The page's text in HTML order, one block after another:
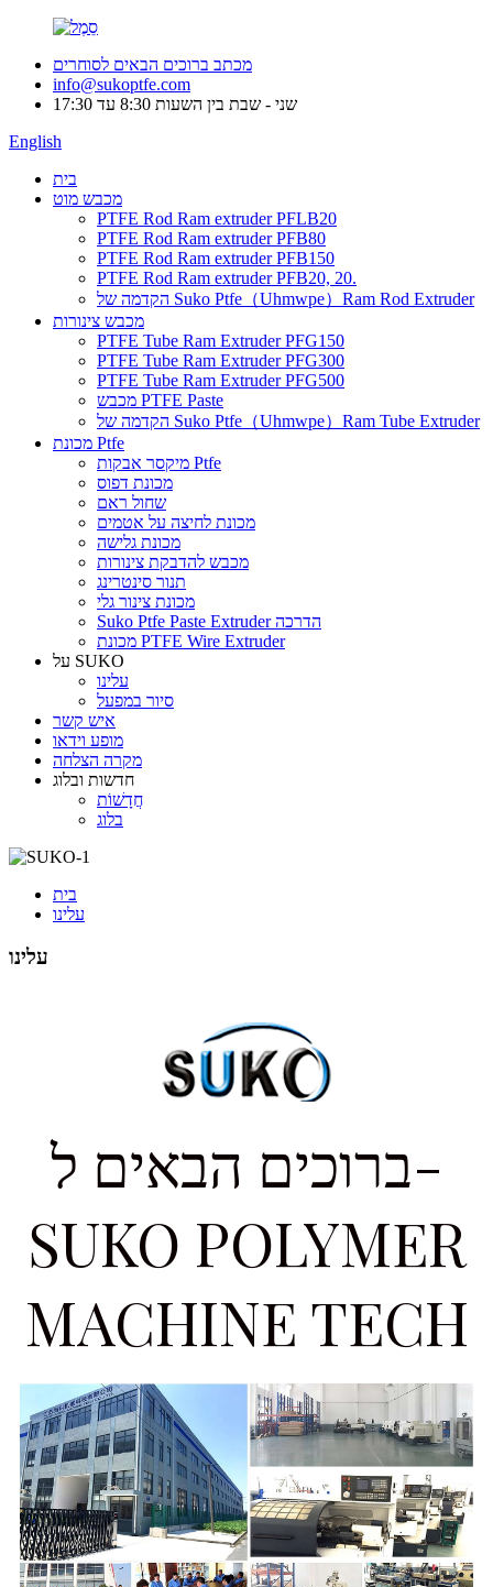
מכתב ברוכים הבאים לסוחרים
info@sukoptfe.com
שני - שבת בין השעות 8:30 עד 17:30
English
בית
מכבש מוט
PTFE Rod Ram extruder PFLB20
PTFE Rod Ram extruder PFB80
PTFE Rod Ram extruder PFB150
PTFE Rod Ram extruder PFB20, 20.
הקדמה של Suko Ptfe（Uhmwpe）Ram Rod Extruder
מכבש צינורות
PTFE Tube Ram Extruder PFG150
PTFE Tube Ram Extruder PFG300
PTFE Tube Ram Extruder PFG500
מכבש PTFE Paste
הקדמה של Suko Ptfe（Uhmwpe）Ram Tube Extruder
מכונת Ptfe
מיקסר אבקות Ptfe
מכונת דפוס
שחול ראם
מכונת לחיצה על אטמים
מכונת גלישה
מכבש להדבקת צינורות
תנור סינטרינג
מכונת צינור גלי
Suko Ptfe Paste Extruder הדרכה
מכונת PTFE Wire Extruder
על SUKO
עלינו
סיור במפעל
איש קשר
מופע וידאו
מקרה הצלחה
חדשות ובלוג
חֲדָשׁוֹת
בלוג
בית
עלינו
עלינו
ברוכים הבאים ל-
SUKO POLYMER
MACHINE TECH